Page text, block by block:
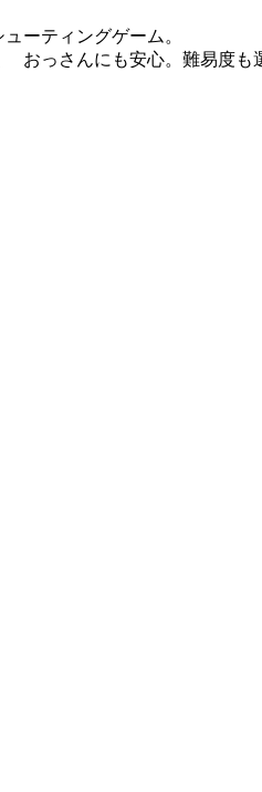
ーティングゲーム。
っさんにも安心。難易度